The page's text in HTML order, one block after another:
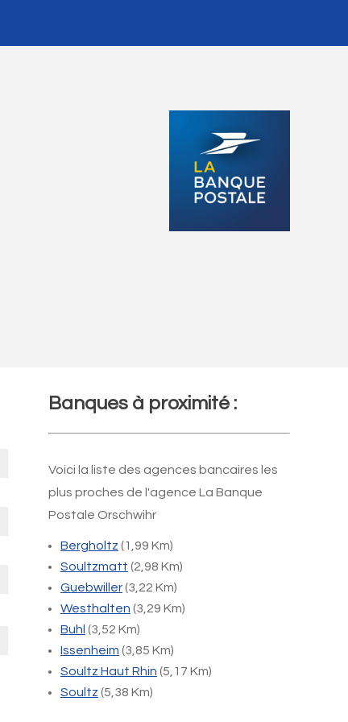
Banques à proximité :
Voici la liste des agences bancaires les
plus proches de l'agence La Banque
Postale Orschwihr
Bergholtz (1,99 Km)
Soultzmatt (2,98 Km)
Guebwiller(3,22 Km)
Westhalten (3,29 Km)
Buhl (3,52 Km)
Issenheim (3,85 Km)
Soultz Haut Rhin (5,17 Km)
Soultz (5,38 Km)